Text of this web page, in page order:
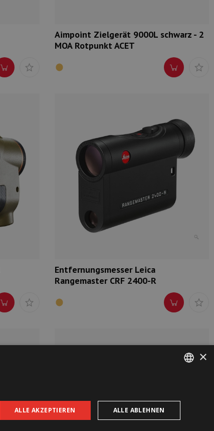
Aimpoint Zielgerät 9000L schwarz - 2
MOA Rotpunkt ACET
Entfernungsmesser Leica
Rangemaster CRF 2400-R
FRENCH
×
ALLE AKZEPTIEREN ALLE ABLEHNEN